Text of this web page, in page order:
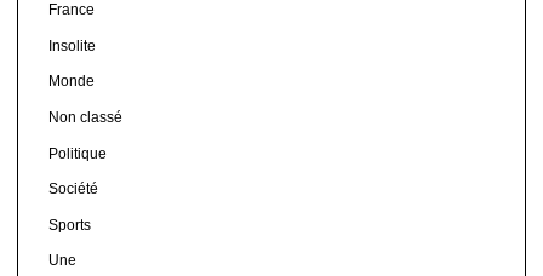
France
Insolite
Monde
Non classé
Politique
Société
Sports
Une